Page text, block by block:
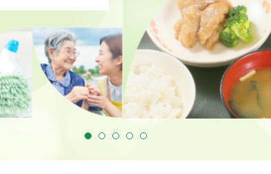
フードサービス事業(にこ楽パック)